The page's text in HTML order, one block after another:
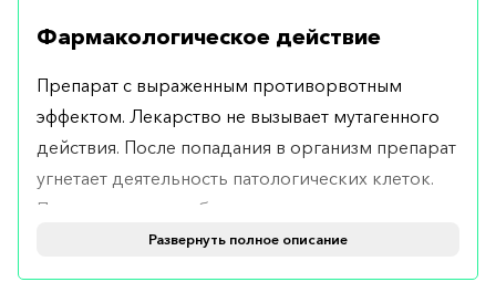
Фармакологическое действие
Препарат с выраженным противорвотным
эффектом. Лекарство не вызывает мутагенного
действия. После попадания в организм препарат
угнетает деятельность патологических клеток.
При опухолевых заболеваниях предотвращает
риск метастазирования.
Показания
Развернуть полное описание